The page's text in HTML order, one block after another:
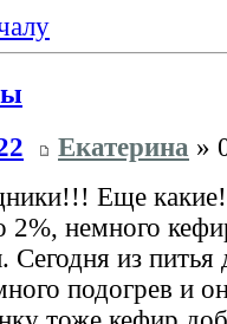
Екатерина »
Еще какие!
2%, немного
из питья
подогрев и